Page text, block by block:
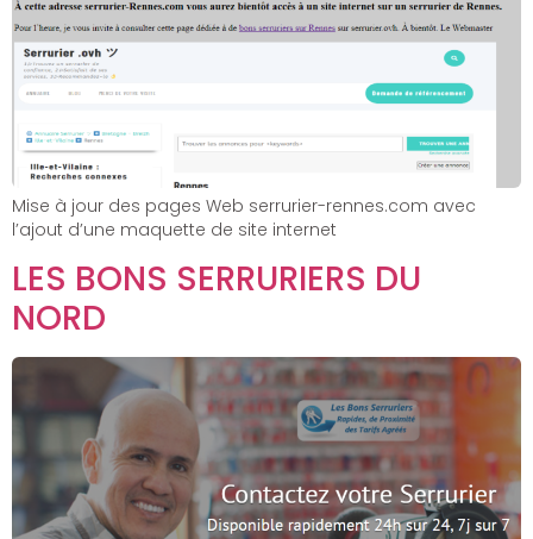
Mise à jour des pages Web serrurier-rennes.com avec
l’ajout d’une maquette de site internet
LES BONS SERRURIERS DU
NORD